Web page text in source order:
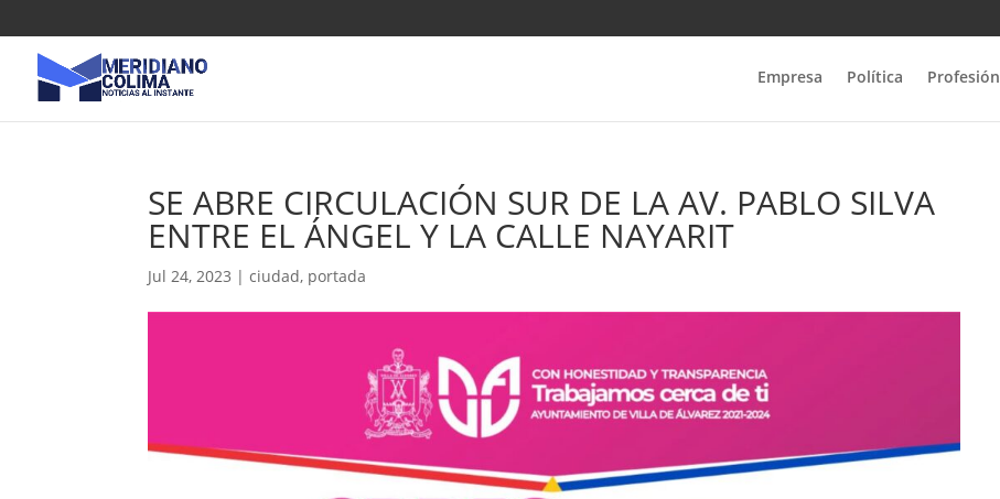
Empresa Política Profesión
SE ABRE CIRCULACIÓN SUR DE LA AV. PABLO SILVA
ENTRE EL ÁNGEL Y LA CALLE NAYARIT
Jul 24, 2023 |ciudad, portada